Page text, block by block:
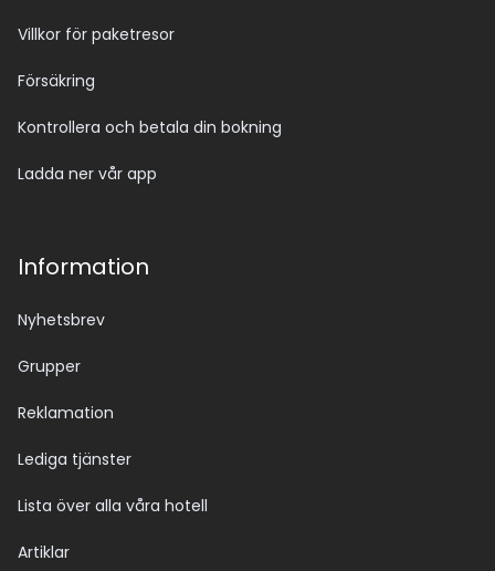
Villkor för paketresor
Försäkring
Kontrollera och betala din bokning
Ladda ner vår app
Information
Nyhetsbrev
Grupper
Reklamation
Lediga tjänster
Lista över alla våra hotell
Artiklar